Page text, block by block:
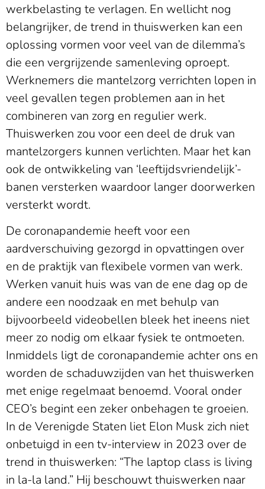
werkbelasting te verlagen. En wellicht nog
belangrijker, de trend in thuiswerken kan een
oplossing vormen voor veel van de dilemma’s
die een vergrijzende samenleving oproept.
Werknemers die mantelzorg verrichten lopen in
veel gevallen tegen problemen aan in het
combineren van zorg en regulier werk.
Thuiswerken zou voor een deel de druk van
mantelzorgers kunnen verlichten. Maar het kan
ook de ontwikkeling van ‘leeftijdsvriendelijk’-
banen versterken waardoor langer doorwerken
versterkt wordt.
De coronapandemie heeft voor een
aardverschuiving gezorgd in opvattingen over
en de praktijk van flexibele vormen van werk.
Werken vanuit huis was van de ene dag op de
andere een noodzaak en met behulp van
bijvoorbeeld videobellen bleek het ineens niet
meer zo nodig om elkaar fysiek te ontmoeten.
Inmiddels ligt de coronapandemie achter ons en
worden de schaduwzijden van het thuiswerken
met enige regelmaat benoemd. Vooral onder
CEO’s begint een zeker onbehagen te groeien.
In de Verenigde Staten liet Elon Musk zich niet
onbetuigd in een tv-interview in 2023 over de
trend in thuiswerken: “The laptop class is living
in la-la land.” Hij beschouwt thuiswerken naar